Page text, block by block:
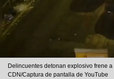
Delincuentes detonan explosivo frene
CDN/Captura de pantalla de YouTube